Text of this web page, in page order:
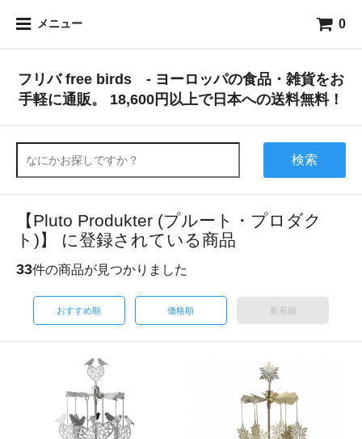
メニュー 0
フリバ free birds - ヨーロッパの食品・雑貨をお
手軽に通販。 18,600円以上で日本への送料無料！
検索
【Pluto Produkter (プルート・プロダク
ト)】 に登録されている商品
33件の商品が見つかりました
おすすめ順 価格順 新着順